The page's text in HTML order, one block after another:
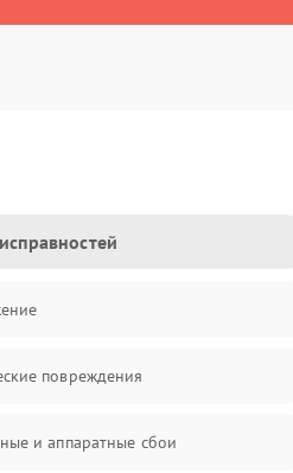
повреждения
и аппаратные сбои